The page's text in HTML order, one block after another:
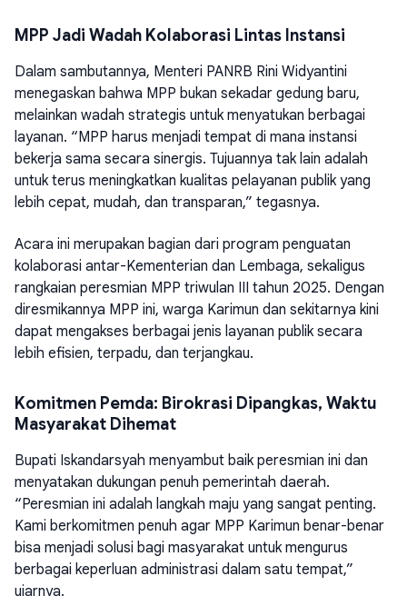
MPP Jadi Wadah Kolaborasi Lintas Instansi
Dalam sambutannya, Menteri PANRB Rini Widyantini
menegaskan bahwa MPP bukan sekadar gedung baru,
melainkan wadah strategis untuk menyatukan berbagai
layanan. “MPP harus menjadi tempat di mana instansi
bekerja sama secara sinergis. Tujuannya tak lain adalah
untuk terus meningkatkan kualitas pelayanan publik yang
lebih cepat, mudah, dan transparan,” tegasnya.
Acara ini merupakan bagian dari program penguatan
kolaborasi antar-Kementerian dan Lembaga, sekaligus
rangkaian peresmian MPP triwulan III tahun 2025. Dengan
diresmikannya MPP ini, warga Karimun dan sekitarnya kini
dapat mengakses berbagai jenis layanan publik secara
lebih efisien, terpadu, dan terjangkau.
Komitmen Pemda: Birokrasi Dipangkas, Waktu
Masyarakat Dihemat
Bupati Iskandarsyah menyambut baik peresmian ini dan
menyatakan dukungan penuh pemerintah daerah.
“Peresmian ini adalah langkah maju yang sangat penting.
Kami berkomitmen penuh agar MPP Karimun benar-benar
bisa menjadi solusi bagi masyarakat untuk mengurus
berbagai keperluan administrasi dalam satu tempat,”
ujarnya.